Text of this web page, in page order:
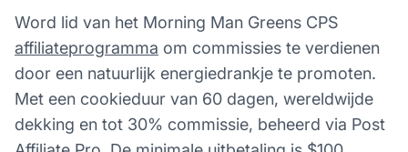
Word lid van het Morning Man Greens CPS
affiliateprogramma om commissies te verdienen
door een natuurlijk energiedrankje te promoten.
Met een cookieduur van 60 dagen, wereldwijde
dekking en tot 30% commissie, beheerd via Post